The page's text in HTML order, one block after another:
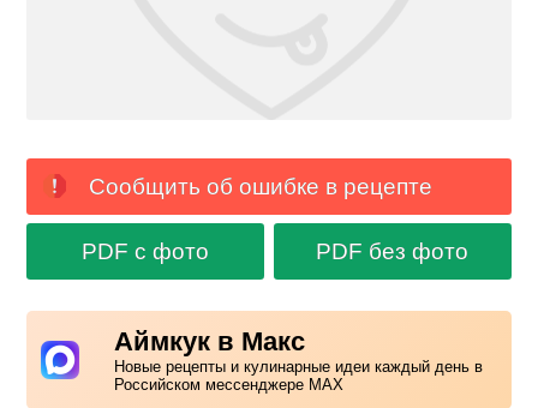
Сообщить об ошибке в рецепте
PDF с фото PDF без фото
Аймкук в Макс
Новые рецепты и кулинарные идеи каждый день в
Российском мессенджере MAX